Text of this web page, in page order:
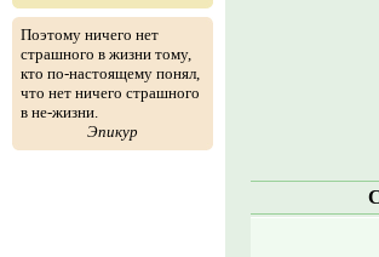
Поэтому ничего нет
страшного в жизни тому,
кто по-настоящему понял,
что нет ничего страшного
в не-жизни.
Эпикур